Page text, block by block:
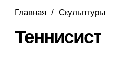
Главная / Скульптуры
Теннисист